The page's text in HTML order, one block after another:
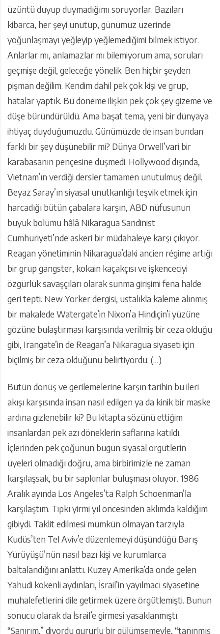
üzüntü duyup duymadığımı soruyorlar. Bazıları
kibarca, her şeyi unutup, günümüz üzerinde
yoğunlaşmayı yeğleyip yeğlemediğimi bilmek istiyor.
Anlarlar mı, anlamazlar mı bilemiyorum ama, soruları
geçmişe değil, geleceğe yönelik. Ben hiçbir şeyden
pişman değilim. Kendim dahil pek çok kişi ve grup,
hatalar yaptık. Bu döneme ilişkin pek çok şey gizeme ve
düşe büründürüldü. Ama başat tema, yeni bir dünyaya
ihtiyaç duyduğumuzdu. Günümüzde de insan bundan
farklı bir şey düşünebilir mi? Dünya Orwell’vari bir
karabasanın pençesine düşmedi. Hollywood dışında,
Vietnam’ın verdiği dersler tamamen unutulmuş değil.
Beyaz Saray’ın siyasal unutkanlığı teşvik etmek için
harcadığı bütün çabalara karşın, ABD nüfusunun
büyük bölümü hâlâ Nikaragua Sandinist
Cumhuriyeti’nde askeri bir müdahaleye karşı çıkıyor.
Reagan yönetiminin Nikaragua’daki ancien régime artığı
bir grup gangster, kokain kaçakçısı ve işkenceciyi
özgürlük savaşçıları olarak sunma girişimi fena halde
geri tepti. New Yorker dergisi, ustalıkla kaleme alınmış
bir makalede Watergate’in Nixon’a Hindiçin’i yüzüne
gözüne bulaştırması karşısında verilmiş bir ceza olduğu
gibi, Irangate’in de Reagan’a Nikaragua siyaseti için
biçilmiş bir ceza olduğunu belirtiyordu. (…)
Bütün dönüş ve gerilemelerine karşın tarihin bu ileri
akışı karşısında insan nasıl edilgen ya da kinik bir maske
ardına gizlenebilir ki? Bu kitapta sözünü ettiğim
insanlardan pek azı döneklerin saflarına katıldı.
İçlerinden pek çoğunun bugün siyasal örgütlerin
üyeleri olmadığı doğru, ama birbirimizle ne zaman
karşılaşsak, bu bir sapkınlar buluşması oluyor. 1986
Aralık ayında Los Angeles’ta Ralph Schoenman’la
karşılaştım. Tıpkı yirmi yıl öncesinden aklımda kaldığım
gibiydi. Taklit edilmesi mümkün olmayan tarzıyla
Kudüs’ten Tel Aviv’e düzenlemeyi düşündüğü Barış
Yürüyüşü’nün nasıl bazı kişi ve kurumlarca
baltalandığını anlattı. Kuzey Amerika’da önde gelen
Yahudi kökenli aydınları, İsrail’in yayılmacı siyasetine
muhalefetlerini dile getirmek üzere örgütlemişti. Bunun
sonucu olarak da İsrail’e girmesi yasaklanmıştı.
“Sanırım,” diyordu gururlu bir gülümsemeyle, “tanınmış